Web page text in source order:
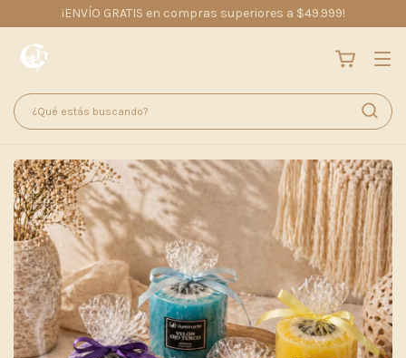
¡ENVÍO GRATIS en compras superiores a $49.999!